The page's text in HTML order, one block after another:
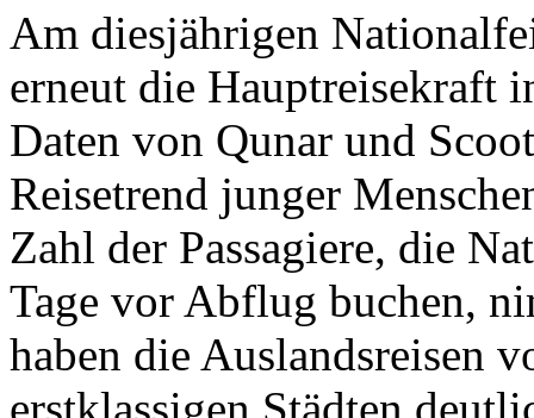
Am diesjährigen
erneut die Hauptreisekraft
Daten von Qunar und
Reisetrend junger
Zahl der Passagiere, die
Tage vor Abflug buchen,
haben die Auslandsreisen
erstklassigen Städten